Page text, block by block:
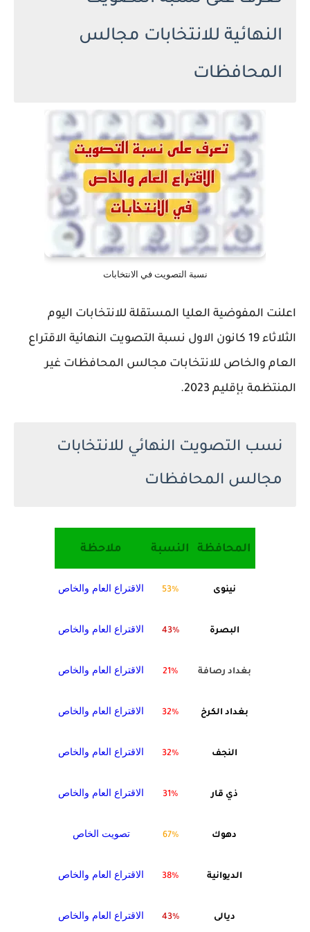
النهائية للانتخابات مجالس
المحافظات
نسبة التصويت في الانتخابات
اعلنت المفوضية العليا المستقلة للانتخابات اليوم
الثلاثاء 19 كانون الاول نسبة التصويت النهائية الاقتراع
العام والخاص للانتخابات مجالس المحافظات غير
المنتظمة بإقليم 2023.
نسب التصويت النهائي للانتخابات
مجالس المحافظات
المحافظة النسبة ملاحظة
نينوى 53% الاقتراع العام والخاص
البصرة 43% الاقتراع العام والخاص
بغداد رصافة 21% الاقتراع العام والخاص
بغداد الكرخ 32% الاقتراع العام والخاص
النجف 32% الاقتراع العام والخاص
ذي قار 31% الاقتراع العام والخاص
دهوك 67% تصويت الخاص
الديوانية 38% الاقتراع العام والخاص
ديالى 43% الاقتراع العام والخاص